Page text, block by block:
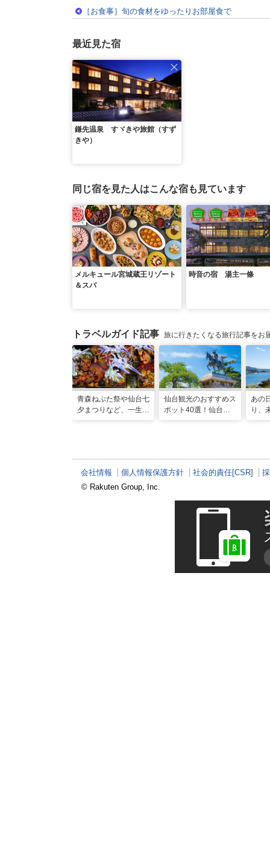
［お食事］旬の食材をゆったりお部屋食で
最近見た宿
鎌先温泉 すヾきや旅館（すず
きや）
同じ宿を見た人はこんな宿も見ています
メルキュール宮城蔵王リゾート
＆スパ
時音の宿 湯主一條
トラベルガイド記事 旅に行きたくなる旅行記事をお
青森ねぶた祭や仙台七
夕まつりなど、一生に
仙台観光のおすすめス
ポット40選！仙台旅
あの
り、
会社情報 個人情報保護方針 社会的責任[CSR]
© Rakuten Group, Inc.